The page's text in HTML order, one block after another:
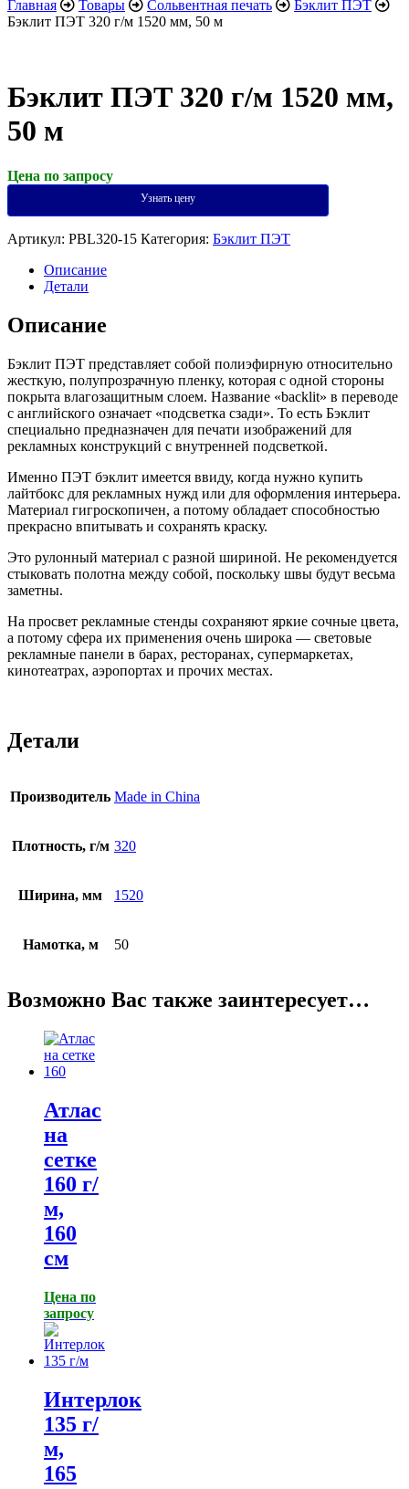
Главная
Товары Сольвентная печать
Бэклит ПЭТ
Бэклит ПЭТ 320 г/м 1520 мм, 50 м
Бэклит ПЭТ 320 г/м 1520 мм,
50 м
Цена по запросу
Узнать цену
Артикул: PBL320-15 Категория: Бэклит ПЭТ
Описание
Детали
Описание
Бэклит ПЭТ представляет собой полиэфирную относительно
жесткую, полупрозрачную пленку, которая с одной стороны
покрыта влагозащитным слоем. Название «backlit» в переводе
с английского означает «подсветка сзади». То есть Бэклит
специально предназначен для печати изображений для
рекламных конструкций с внутренней подсветкой.
Именно ПЭТ бэклит имеется ввиду, когда нужно купить
лайтбокс для рекламных нужд или для оформления интерьера.
Материал гигроскопичен, а потому обладает способностью
прекрасно впитывать и сохранять краску.
Это рулонный материал с разной шириной. Не рекомендуется
стыковать полотна между собой, поскольку швы будут весьма
заметны.
На просвет рекламные стенды сохраняют яркие сочные цвета,
а потому сфера их применения очень широка — световые
рекламные панели в барах, ресторанах, супермаркетах,
кинотеатрах, аэропортах и прочих местах.
Детали
Производитель Made in China
Плотность, г/м 320
Ширина, мм 1520
Намотка, м 50
Возможно Вас также заинтересует…
Атлас
на
сетке
160 г/
м,
160
см
Цена по
запросу
Интерлок
135 г/
м,
165